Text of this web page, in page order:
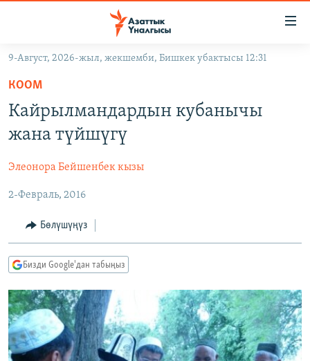
Навигацияга
өтүңүз
Издөөгө
салыңызКЫРГЫЗСТАН
ЭКОНОМИКА
МАДАНИЯТ
ДҮЙНӨ
БОРБОР АЗИЯ
АТАЙЫН ИЛИКТӨӨ
ТВ ПРОГРАММАЛАР
БҮГҮН АЗАТТЫКТА
БИЗ ЖАНА ДҮЙНӨ
ДАНИСТЕ
ЭЖЕ-СИҢДИЛЕР
АЗАТТЫК+
ПОДКАСТ
ӨЗГӨЧӨ ПИКИР
ОНЛАЙН ШЕРИНЕ
9-Август, 2026-жыл, жекшемби, Бишкек убактысы 12:31
КООМ
Кайрылмандардын кубанычы
жана түйшүгү
Элеонора Бейшенбек кызы
2-Февраль, 2016
Бөлүшүңүз
Бизди Google'дан табыңыз